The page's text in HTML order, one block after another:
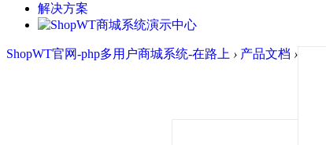
解决方案
ShopWT官网-php多用户商城系统-在路上 › 产品文档 ›